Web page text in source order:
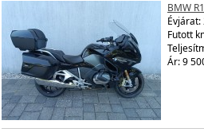
BMW
Évjárat:
Futott
Ár: 9